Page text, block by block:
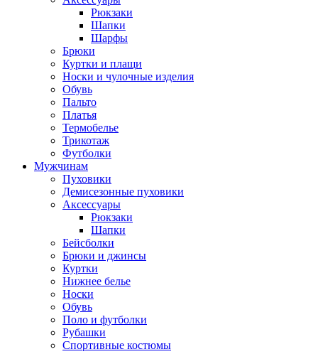
Рюкзаки
Шапки
Шарфы
Брюки
Куртки и плащи
Носки и чулочные изделия
Обувь
Пальто
Платья
Термобелье
Трикотаж
Футболки
Мужчинам
Пуховики
Демисезонные пуховики
Аксессуары
Рюкзаки
Шапки
Бейсболки
Брюки и джинсы
Куртки
Нижнее белье
Носки
Обувь
Поло и футболки
Рубашки
Спортивные костюмы